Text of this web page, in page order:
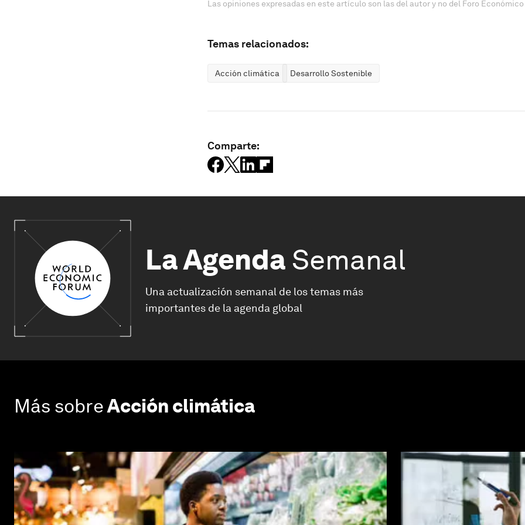
Las opiniones expresadas en este artículo son las del autor y no del Foro
Temas relacionados:
Acción climática Desarrollo Sostenible
Comparte:
La Agenda Semanal
Una actualización semanal de los temas más
importantes de la agenda global
Más sobreAcción climática